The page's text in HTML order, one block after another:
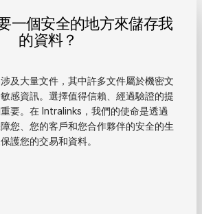
一個安全的地方來儲存我
的資料？
及大量文件，其中許多文件屬於機密文
感資訊。選擇值得信賴、經過驗證的提
要。在 Intralinks，我們的使命是透過
您、您的客戶和您合作夥伴的安全的生
護您的交易和資料。